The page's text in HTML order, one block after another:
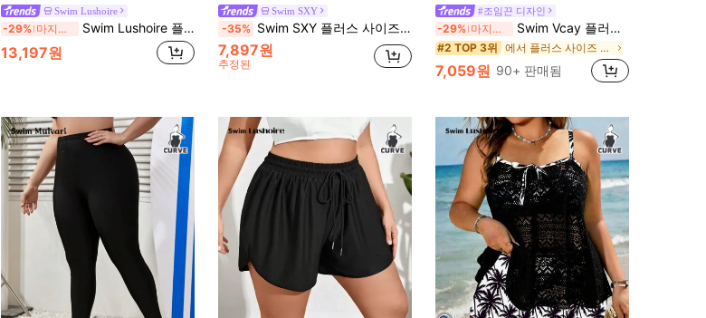
Swim Lushoire
-29% 마지막 3일 Swim Lushoire 플러스 사이즈 여성 2개 랜덤 프린트 탱크니 수영복 세트, 앞면 드로스트링 뱃살 보정, 미니멀리스트 해변 휴가
13,197원
Swim SXY
-35% Swim SXY 플러스 사이즈 여성용 2개 옴브레 컬러 홀터 허리 할로우 아웃 드로스트링 스플릿 수영복 세트
7,897원
추정된
#조임끈 디자인
-29% 마지막 3일 Swim Vcay 플러스 사이즈 솔리드 비대칭 허리 숏츠 비키니 하의 서머
#2 TOP 3위 에서 플러스 사이즈 비키니 하의
7,059원 90+ 판매됨